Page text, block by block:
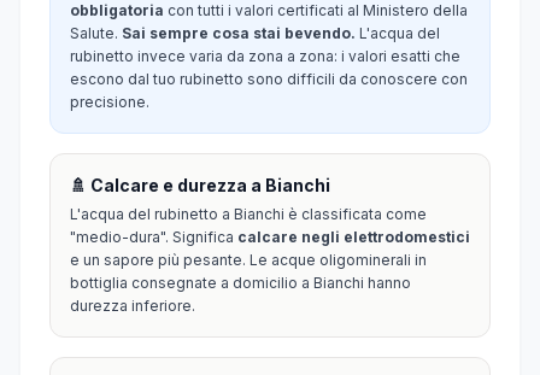
obbligatoria con tutti i valori certificati al Ministero della
Salute. Sai sempre cosa stai bevendo. L'acqua del
rubinetto invece varia da zona a zona: i valori esatti che
escono dal tuo rubinetto sono difficili da conoscere con
precisione.
🚿 Calcare e durezza a Bianchi
L'acqua del rubinetto a Bianchi è classificata come
"medio-dura". Significa calcare negli elettrodomestici
e un sapore più pesante. Le acque oligominerali in
bottiglia consegnate a domicilio a Bianchi hanno
durezza inferiore.